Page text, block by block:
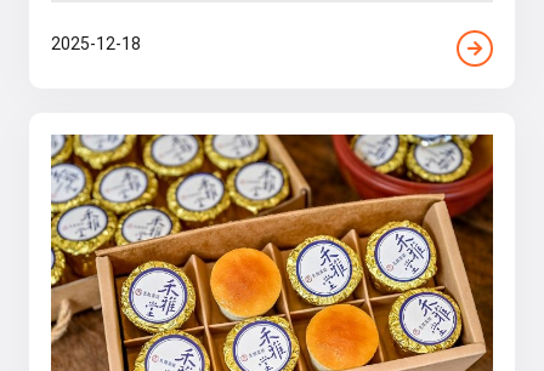
2025-12-18